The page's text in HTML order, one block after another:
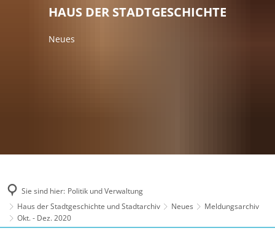
HAUS DER STADTGESCHICHTE
Neues
Sie sind hier: Politik und Verwaltung
Haus der Stadtgeschichte und Stadtarchiv
Neues
Meldungsarchiv
Okt. - Dez. 2020